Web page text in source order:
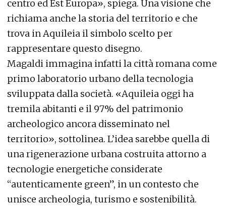
centro ed Est Europa», spiega. Una visione che
richiama anche la storia del territorio e che
trova in Aquileia il simbolo scelto per
rappresentare questo disegno.
Magaldi immagina infatti la città romana come
primo laboratorio urbano della tecnologia
sviluppata dalla società. «Aquileia oggi ha
tremila abitanti e il 97% del patrimonio
archeologico ancora disseminato nel
territorio», sottolinea. L’idea sarebbe quella di
una rigenerazione urbana costruita attorno a
tecnologie energetiche considerate
“autenticamente green”, in un contesto che
unisce archeologia, turismo e sostenibilità.